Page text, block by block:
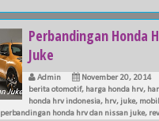
Perbandingan Honda
Juke
Admin November 20, 2014
berita otomotif, harga honda hrv,
honda hrv indonesia, hrv, juke,
perbandingan honda hrv dan nissan juke,